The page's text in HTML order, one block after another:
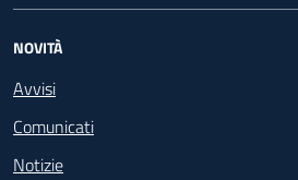
NOVITÀ
Avvisi
Comunicati
Notizie